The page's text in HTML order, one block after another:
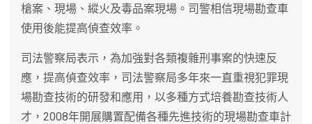
槍案、現場、縱火及毒品案現場。司警相信現場勘查車
使用後能提高偵查效率。
司法警察局表示，為加強對各類複雜刑事案的快速反
應，提高偵查效率，司法警察局多年來一直重視犯罪現
場勘查技術的研發和應用，以多種方式培養勘查技術人
才，2008年開展購置配備各種先進技術的現場勘查車計